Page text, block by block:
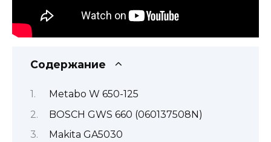
Содержание
Metabo W 650-125
BOSCH GWS 660 (060137508N)
Makita GA5030